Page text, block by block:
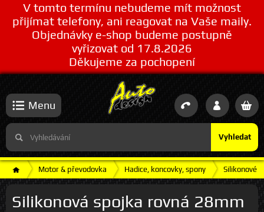
V tomto termínu nebudeme mít možnost
přijímat telefony, ani reagovat na Vaše maily.
Objednávky e-shop budeme postupně
vyřizovat od 17.8.2026
Děkujeme za pochopení
Vyhledat
Menu
Motor & převodovka Hadice, koncovky, spony Silikonové
Silikonová spojka rovná 28mm